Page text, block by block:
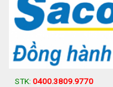
STK: 0400.3809.9770